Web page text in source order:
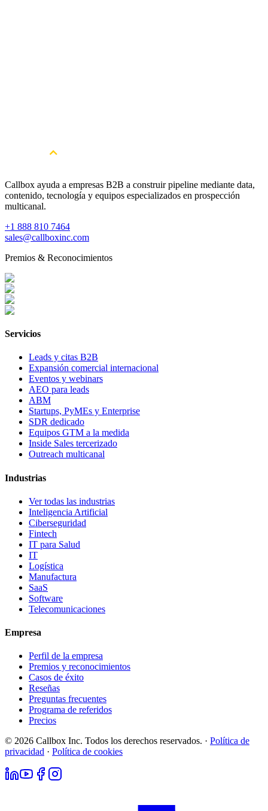
Callbox ayuda a empresas B2B a construir pipeline mediante data,
contenido, tecnología y equipos especializados en prospección
multicanal.
+1 888 810 7464
sales@callboxinc.com
Premios & Reconocimientos
Servicios
Leads y citas B2B
Expansión comercial internacional
Eventos y webinars
AEO para leads
ABM
Startups, PyMEs y Enterprise
SDR dedicado
Equipos GTM a la medida
Inside Sales tercerizado
Outreach multicanal
Industrias
Ver todas las industrias
Inteligencia Artificial
Ciberseguridad
Fintech
IT para Salud
IT
Logística
Manufactura
SaaS
Software
Telecomunicaciones
Empresa
Perfil de la empresa
Premios y reconocimientos
Casos de éxito
Reseñas
Preguntas frecuentes
Programa de referidos
Precios
© 2026 Callbox Inc. Todos los derechos reservados. · Política de
privacidad · Política de cookies